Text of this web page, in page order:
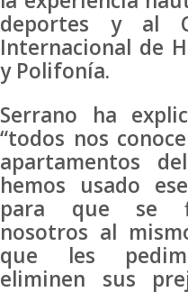
deportes y al
Internacional de
y Polifonía.
Serrano ha
“todos nos
apartamentos
hemos usado
para que se
nosotros al
que les
eliminen sus